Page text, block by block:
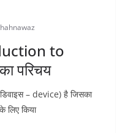
to
परिचय
– device) है जिसका
लिए किया